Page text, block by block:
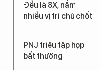
Đều là 8X, nắm
nhiều vị trí chủ chốt
PNJ triệu tập họp
bất thường